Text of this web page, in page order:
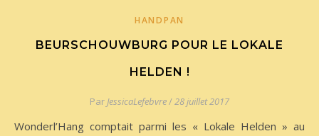
HANDPAN
BEURSCHOUWBURG POUR LE LOKALE
HELDEN !
Par JessicaLefebvre/28 juillet 2017
Wonderl’Hang comptait parmi les « Lokale Helden » au